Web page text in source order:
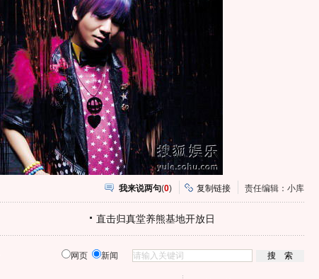
我来说两句(0) 复制链接 责任编辑：小库
直击归真堂养熊基地开放日
网页 新闻